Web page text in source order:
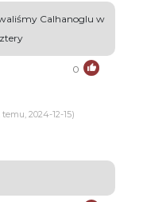
Calhanoglu w
0
2024-12-15)